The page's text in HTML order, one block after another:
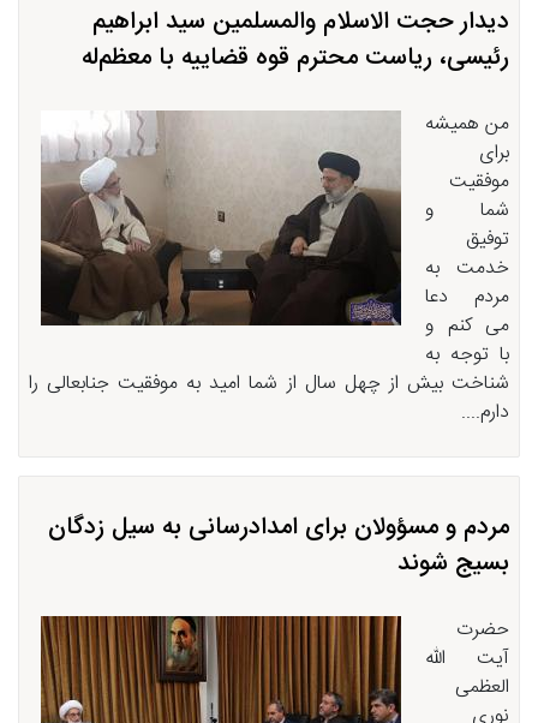
دیدار حجت الاسلام والمسلمین سید ابراهیم
رئیسی، ریاست محترم قوه قضاییه با معظم‌له
من همیشه
برای
موفقیت
شما و
توفیق
خدمت به
مردم دعا
می کنم و
با توجه به
شناخت بیش از چهل سال از شما امید به موفقیت جنابعالی را
دارم....
مردم و مسؤولان برای امدادرسانی به سیل زدگان
بسیج شوند
حضرت
آیت الله
العظمی